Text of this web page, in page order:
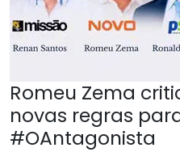
Romeu Zema
novas regras
#OAntagonista